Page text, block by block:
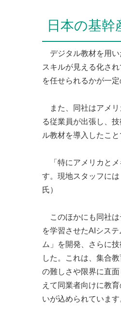
日本の基
デジタル教材を用い
スキルが見える化さ
を任せられるかが一
また、同社はアメリ
る従業員が出張し、
ル教材を導入したこ
「特にアメリカとメ
す。現地スタッフに
氏）
このほかにも同社は
を学習させたAIシス
ム」を開発、さらに
した。これは、集合
の難しさや限界に直
えて同業者向けに教
いが込められています